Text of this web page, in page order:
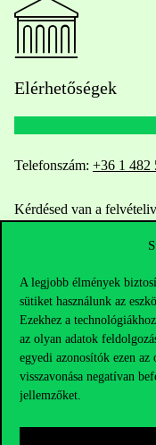
A legjobb élmények
sütiket használunk az
Ezekhez a
az olyan adatok
egyedi azonosítók ezen az
visszavonása negatívan
jellemzőket.
Elérhetőségek
Telefonszám: +36 1 482
Kérdésed van a
HUB jelenlegi
Sajtó:press@uni-